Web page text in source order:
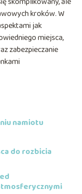
kroków. W
jak
miejsca,
zabezpieczanie
namiotu
do rozbicia